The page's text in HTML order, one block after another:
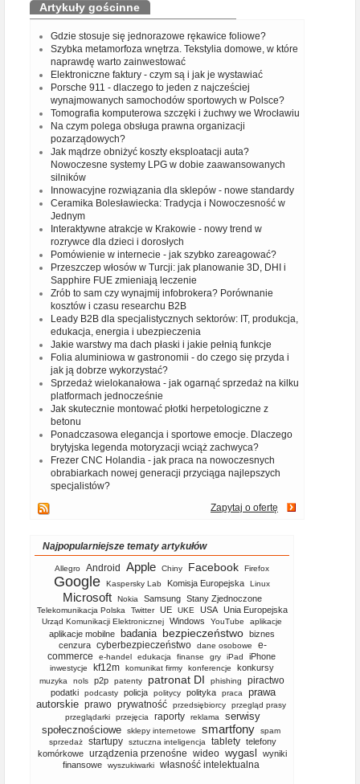
Artykuły gościnne
Gdzie stosuje się jednorazowe rękawice foliowe?
Szybka metamorfoza wnętrza. Tekstylia domowe, w które
naprawdę warto zainwestować
Elektroniczne faktury - czym są i jak je wystawiać
Porsche 911 - dlaczego to jeden z najcześciej
wynajmowanych samochodów sportowych w Polsce?
Tomografia komputerowa szczęki i żuchwy we Wrocławiu
Na czym polega obsługa prawna organizacji
pozarządowych?
Jak mądrze obniżyć koszty eksploatacji auta?
Nowoczesne systemy LPG w dobie zaawansowanych
silników
Innowacyjne rozwiązania dla sklepów - nowe standardy
Ceramika Bolesławiecka: Tradycja i Nowoczesność w
Jednym
Interaktywne atrakcje w Krakowie - nowy trend w
rozrywce dla dzieci i dorosłych
Pomówienie w internecie - jak szybko zareagować?
Przeszczep włosów w Turcji: jak planowanie 3D, DHI i
Sapphire FUE zmieniają leczenie
Zrób to sam czy wynajmij infobrokera? Porównanie
kosztów i czasu researchu B2B
Leady B2B dla specjalistycznych sektorów: IT, produkcja,
edukacja, energia i ubezpieczenia
Jakie warstwy ma dach płaski i jakie pełnią funkcje
Folia aluminiowa w gastronomii - do czego się przyda i
jak ją dobrze wykorzystać?
Sprzedaż wielokanałowa - jak ogarnąć sprzedaż na kilku
platformach jednocześnie
Jak skutecznie montować płotki herpetologiczne z
betonu
Ponadczasowa elegancja i sportowe emocje. Dlaczego
brytyjska legenda motoryzacji wciąż zachwyca?
Frezer CNC Holandia - jak praca na nowoczesnych
obrabiarkach nowej generacji przyciąga najlepszych
specjalistów?
Zapytaj o ofertę
Najpopularniejsze tematy artykułów
Allegro Android Apple Chiny Facebook Firefox
Google Kaspersky Lab Komisja Europejska Linux
Microsoft Nokia Samsung Stany Zjednoczone
Telekomunikacja Polska Twitter UE UKE USA Unia Europejska
Urząd Komunikacji Elektronicznej Windows YouTube aplikacje
aplikacje mobilne badania bezpieczeństwo biznes
cenzura cyberbezpieczeństwo dane osobowe
e-
commerce
e-handel edukacja finanse gry iPad iPhone
inwestycje kf12m komunikat firmy konferencje konkursy
muzyka nols p2p patenty patronat DI phishing piractwo
podatki podcasty policja politycy polityka praca
prawa
autorskie prawo prywatność przedsiębiorcy
przegląd prasy
przeglądarki
przejęcia raporty reklama
serwisy
społecznościowe
sklepy internetowe smartfony
spam
sprzedaż
startupy sztuczna inteligencja tablety telefony
komórkowe
urządzenia przenośne wideo wygasl
wyniki
finansowe
wyszukiwarki własność intelektualna